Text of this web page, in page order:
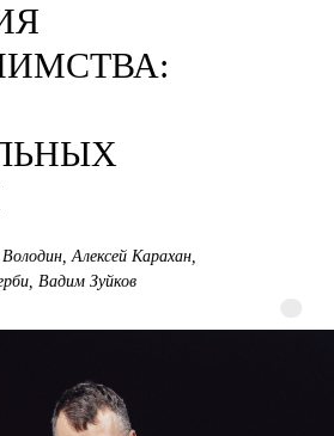
Алексей Карахан,
Вадим Зуйков